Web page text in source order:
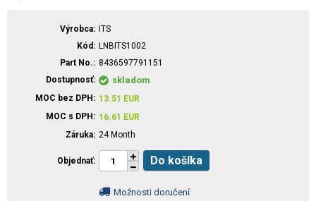
Výrobca
ITS
Kód
LNBITS1002
Part No.
8436597791151
Dostupnosť
skladom
MOC bez DPH 13.51 EUR
MOC s DPH
16.61 EUR
Záruka 24 Month
Objednať Do košíka
Možnosti doručení